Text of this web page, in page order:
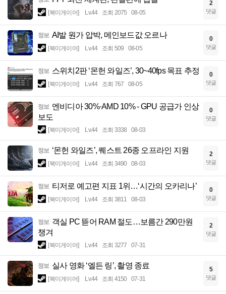
[북미게이머] Lv.44 조회 2075 08-05
2
댓글
정보 AI발 원가 압박, 메인보드값 오르나
[북미게이머] Lv.44 조회 509 08-05
0
댓글
정보 스위치2판 ‘몬헌 와일즈’, 30~40fps 목표 추정
[북미게이머] Lv.44 조회 767 08-05
0
댓글
정보 엔비디아 30%·AMD 10% - GPU 공급가 인상
보도
[북미게이머] Lv.44 조회 3338 08-03
0
댓글
정보 ‘몬헌 와일즈’, 퀘스트 26종 오프라인 지원
[북미게이머] Lv.44 조회 3490 08-03
2
댓글
정보 티저로 예고편 지표 1위…‘시간의 오카리나’
[북미게이머] Lv.44 조회 3811 08-03
0
댓글
정보 객실 PC 뜯어 RAM 절도…보름간 290만원
챙겨
[북미게이머] Lv.44 조회 3277 07-31
2
댓글
정보 실사 영화 ‘엘든 링’, 촬영 종료
[북미게이머] Lv.44 조회 4150 07-31
5
댓글